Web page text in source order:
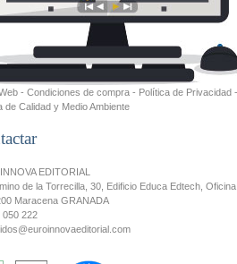
- Condiciones de compra - Política de Privacidad -
de Calidad y Medio Ambiente
EDITORIAL
de la Torrecilla, 30, Edificio Educa Edtech, Oficina
Maracena GRANADA
050 222